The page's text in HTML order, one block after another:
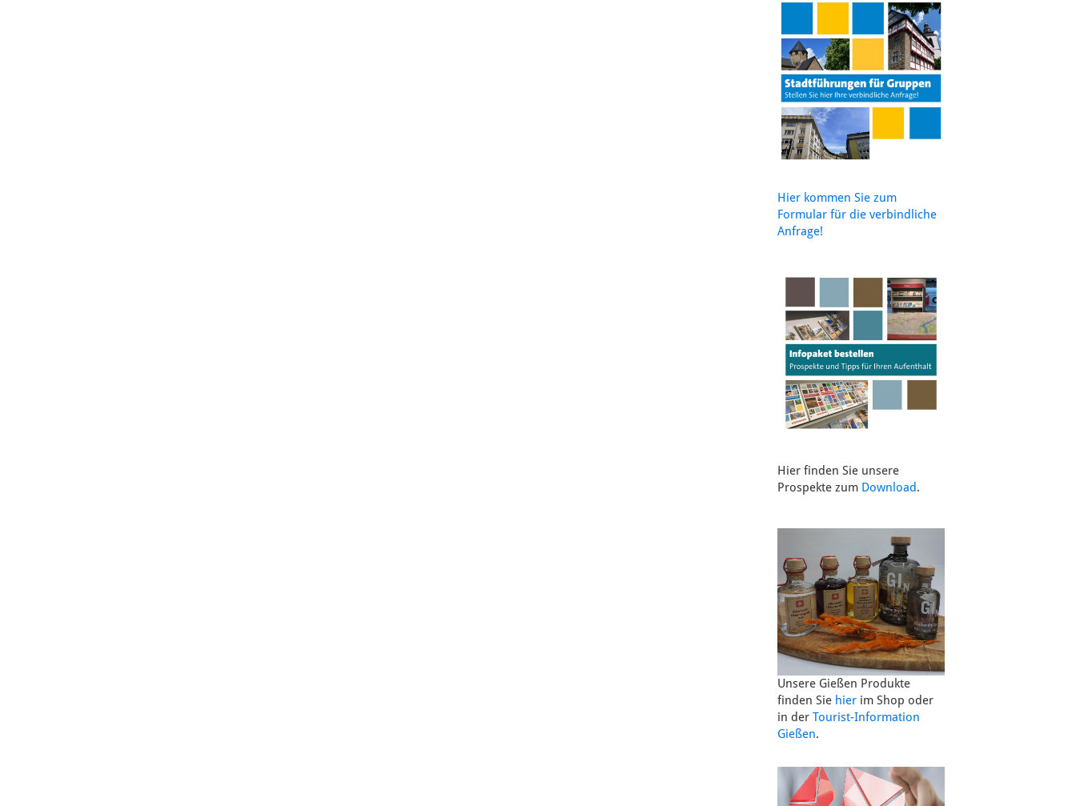
Hier kommen Sie zum
Formular für die verbindliche
Anfrage!
Hier finden Sie unsere
Prospekte zum Download.
Unsere Gießen Produkte
finden Sie hierim Shop oder
in der Tourist-Information
Gießen.